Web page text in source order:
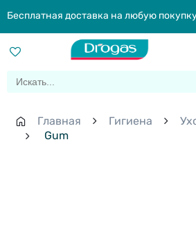
Бесплатная доставка на любую
Главная Гигиена
Gum